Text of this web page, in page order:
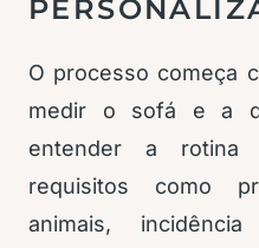
O processo começa
medir o sofá e a
entender a
requisitos como
animais,